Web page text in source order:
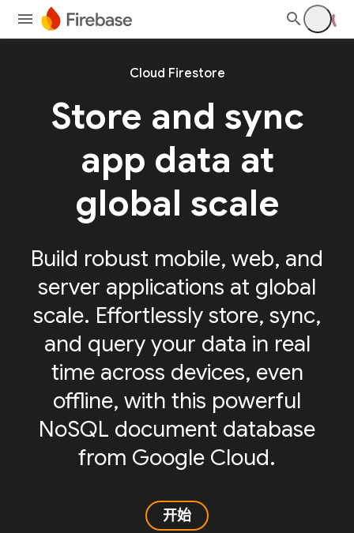
Cloud Firestore
Store and sync
app data at
global scale
Build robust mobile, web, and
server applications at global
scale. Effortlessly store, sync,
and query your data in real
time across devices, even
offline, with this powerful
NoSQL document database
from Google Cloud.
开始